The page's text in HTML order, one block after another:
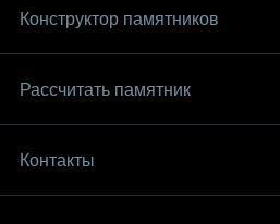
Конструктор памятников
Рассчитать памятник
Контакты